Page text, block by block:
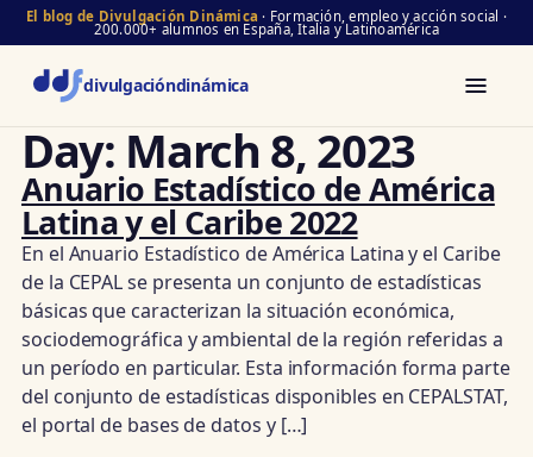
El blog de Divulgación Dinámica · Formación, empleo y acción social ·
200.000+ alumnos en España, Italia y Latinoamérica
divulgacióndinámica
Day: March 8, 2023
Anuario Estadístico de América
Latina y el Caribe 2022
En el Anuario Estadístico de América Latina y el Caribe
de la CEPAL se presenta un conjunto de estadísticas
básicas que caracterizan la situación económica,
sociodemográfica y ambiental de la región referidas a
un período en particular. Esta información forma parte
del conjunto de estadísticas disponibles en CEPALSTAT,
el portal de bases de datos y […]